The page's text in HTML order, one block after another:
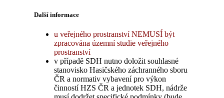
Další informace
u veřejného prostranství NEMUSÍ být
zpracována územní studie veřejného
prostranství
v případě SDH nutno doložit souhlasné
stanovisko Hasičského záchranného sboru
ČR a normativ vybavení pro výkon
činností HZS ČR a jednotek SDH, nádrže